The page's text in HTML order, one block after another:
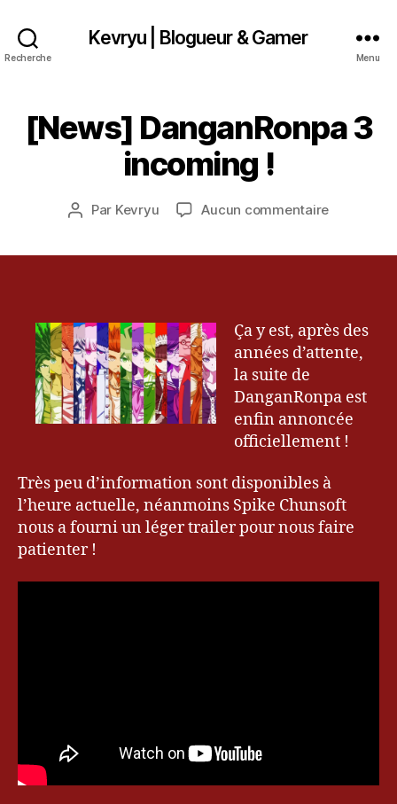
Recherche
Kevryu | Blogueur & Gamer
Menu
Catégories
[News] DanganRonpa 3
incoming !
Auteur
Par Kevryu
e
p
t
e
b
e
5
Aucun commentairesur
Ça y est, après des
années d’attente,
la suite de
DanganRonpa est
enfin annoncée
officiellement !
Très peu d’information sont disponibles à
l’heure actuelle, néanmoins Spike Chunsoft
nous a fourni un léger trailer pour nous faire
patienter !